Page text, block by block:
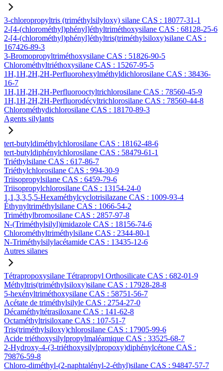
3-chloropropyltris (triméthylsilyloxy) silane CAS : 18077-31-1
2-[4-(chlorométhyl)phényl]éthyltriméthoxysilane CAS : 68128-25-6
2-[4-(chlorométhyl)phényl]éthyltris(triméthylsiloxy)silane CAS :
167426-89-3
3-Bromopropyltriméthoxysilane CAS : 51826-90-5
Chlorométhyltriéthoxysilane CAS : 15267-95-5
1H,1H,2H,2H-Perfluorohexylméthyldichlorosilane CAS : 38436-
16-7
1H,1H,2H,2H-Perfluorooctyltrichlorosilane CAS : 78560-45-9
1H,1H,2H,2H-Perfluorodécyltrichlorosilane CAS : 78560-44-8
Chlorométhydichlorosilane CAS : 18170-89-3
Agents silylants
tert-butyldiméthylchlorosilane CAS : 18162-48-6
tert-butyldiphénylchlorosilane CAS : 58479-61-1
Triéthylsilane CAS : 617-86-7
Triéthylchlorosilane CAS : 994-30-9
Triisopropylsilane CAS : 6459-79-6
Triisopropylchlorosilane CAS : 13154-24-0
1,1,3,3,5,5-Hexaméthylcyclotrisilazane CAS : 1009-93-4
Éthynyltriméthylsilane CAS : 1066-54-2
Triméthylbromosilane CAS : 2857-97-8
N-(Triméthylsilyl)imidazole CAS : 18156-74-6
Chlorométhyltriméthylsilane CAS : 2344-80-1
N-Triméthylsilylacétamide CAS : 13435-12-6
Autres silanes
Tétrapropoxysilane Tétrapropyl Orthosilicate CAS : 682-01-9
Méthyltris(triméthylsiloxy)silane CAS : 17928-28-8
5-hexényltriméthoxysilane CAS : 58751-56-7
Acétate de triméthylsilyle CAS : 2754-27-0
Décaméthyltétrasiloxane CAS : 141-62-8
Octaméthyltrisiloxane CAS : 107-51-7
Tris(triméthylsiloxy)chlorosilane CAS : 17905-99-6
Acide triéthoxysilylpropylmaléamique CAS : 33525-68-7
2-Hydroxy-4-(3-triéthoxysilylpropoxy)diphénylcétone CAS :
79876-59-8
Chloro-diméthyl-(2-naphtalényl-2-éthyl)silane CAS : 94847-57-7